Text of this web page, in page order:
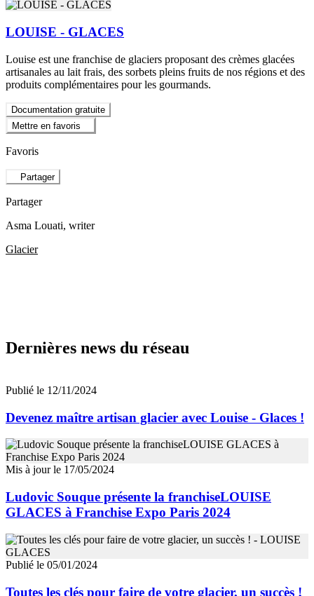
LOUISE - GLACES
Louise est une franchise de glaciers proposant des crèmes glacées
artisanales au lait frais, des sorbets pleins fruits de nos régions et des
produits complémentaires pour les gourmands.
Documentation gratuite
Mettre en favoris
Favoris
Partager
Partager
Asma Louati, writer
Glacier
Dernières news du réseau
Publié le 12/11/2024
Devenez maître artisan glacier avec Louise - Glaces !
Mis à jour le 17/05/2024
Ludovic Souque présente la franchiseLOUISE
GLACES à Franchise Expo Paris 2024
Publié le 05/01/2024
Toutes les clés pour faire de votre glacier, un succès !